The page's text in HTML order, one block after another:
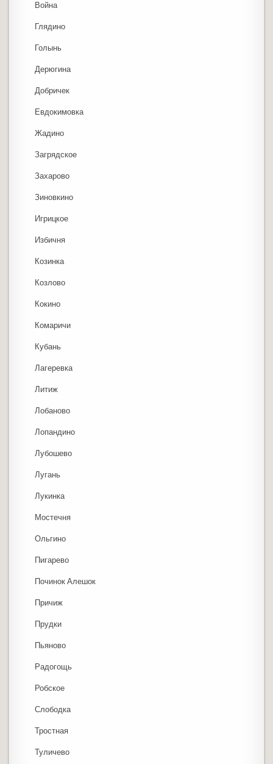
Война
Глядино
Голынь
Дерюгина
Добричек
Евдокимовка
Жадино
Загрядское
Захарово
Зиновкино
Игрицкое
Избичня
Козинка
Козлово
Кокино
Комаричи
Кубань
Лагеревка
Литиж
Лобаново
Лопандино
Лубошево
Лугань
Лукинка
Мостечня
Ольгино
Пигарево
Починок Алешок
Причиж
Прудки
Пьяново
Радогощь
Робское
Слободка
Тростная
Туличево